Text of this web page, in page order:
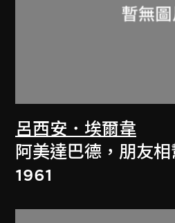
呂西安．埃爾韋
阿美達巴德，朋友
1961